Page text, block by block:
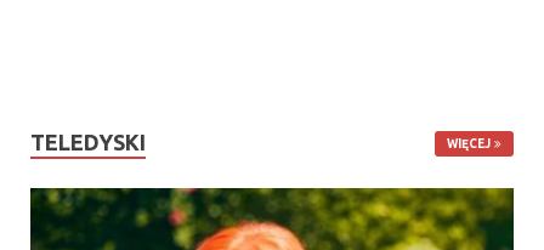
TELEDYSKI WIĘCEJ